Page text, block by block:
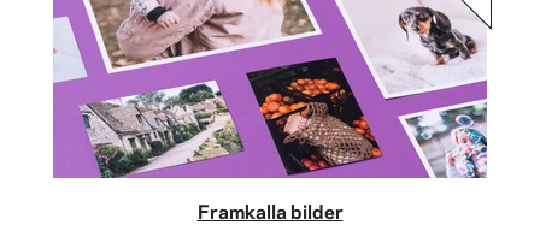
Framkalla bilder